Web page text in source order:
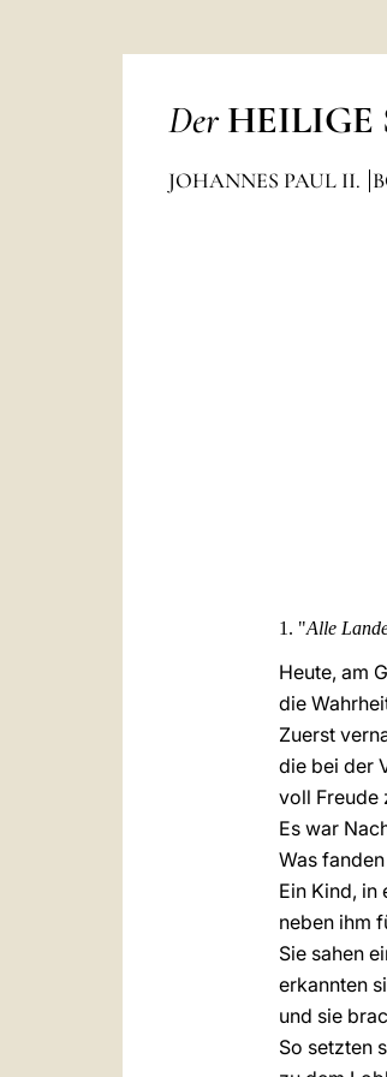
Der HEILIGE
JOHANNES PAUL II.
1. "Alle
Heute, am
die
Zuerst
die bei der
voll Freude
Es war
Was
Ein Kind, in
neben ihm
Sie sahen
erkannten
und sie
So setzten